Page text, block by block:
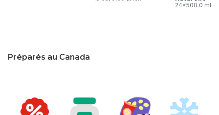
24x500.0 ml,
Préparés au Canada